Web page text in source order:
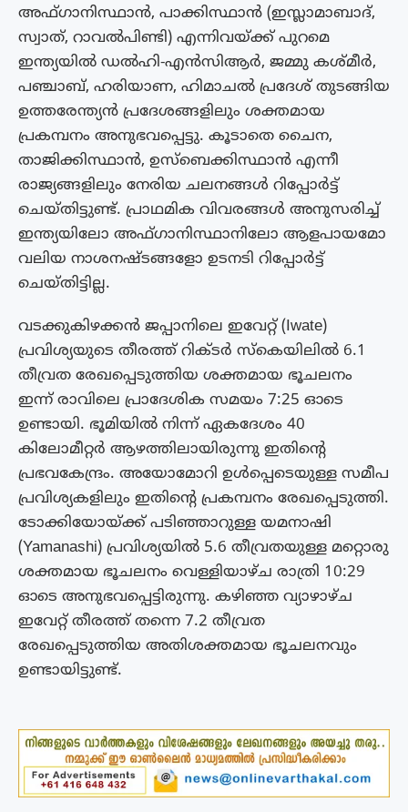
അഫ്ഗാനിസ്ഥാൻ, പാക്കിസ്ഥാൻ (ഇസ്ലാമാബാദ്,
സ്വാത്, റാവൽപിണ്ടി) എന്നിവയ്ക്ക് പുറമെ
ഇന്ത്യയിൽ ഡൽഹി-എൻസിആർ, ജമ്മു കശ്മീർ,
പഞ്ചാബ്, ഹരിയാണ, ഹിമാചൽ പ്രദേശ് തുടങ്ങിയ
ഉത്തരേന്ത്യൻ പ്രദേശങ്ങളിലും ശക്തമായ
പ്രകമ്പനം അനുഭവപ്പെട്ടു. കൂടാതെ ചൈന,
താജിക്കിസ്ഥാൻ, ഉസ്ബെക്കിസ്ഥാൻ എന്നീ
രാജ്യങ്ങളിലും നേരിയ ചലനങ്ങൾ റിപ്പോർട്ട്
ചെയ്‌തിട്ടുണ്ട്‌. പ്രാഥമിക വിവരങ്ങൾ അനുസരിച്ച്
ഇന്ത്യയിലോ അഫ്ഗാനിസ്ഥാനിലോ ആളപായമോ
വലിയ നാശനഷ്ടങ്ങളോ ഉടനടി റിപ്പോർട്ട്
ചെയ്തിട്ടില്ല.
വടക്കുകിഴക്കൻ ജപ്പാനിലെ ഇവേറ്റ് (Iwate)
പ്രവിശ്യയുടെ തീരത്ത് റിക്ടർ സ്കെയിലിൽ 6.1
തീവ്രത രേഖപ്പെടുത്തിയ ശക്തമായ ഭൂചലനം
ഇന്ന് രാവിലെ പ്രാദേശിക സമയം 7:25 ഓടെ
ഉണ്ടായി. ഭൂമിയിൽ നിന്ന് ഏകദേശം 40
കിലോമീറ്റർ ആഴത്തിലായിരുന്നു ഇതിന്റെ
പ്രഭവകേന്ദ്രം. അയോമോറി ഉൾപ്പെടെയുള്ള സമീപ
പ്രവിശ്യകളിലും ഇതിന്റെ പ്രകമ്പനം രേഖപ്പെടുത്തി.
ടോക്കിയോയ്ക്ക് പടിഞ്ഞാറുള്ള യമനാഷി
(Yamanashi) പ്രവിശ്യയിൽ 5.6 തീവ്രതയുള്ള മറ്റൊരു
ശക്തമായ ഭൂചലനം വെള്ളിയാഴ്ച രാത്രി 10:29
ഓടെ അനുഭവപ്പെട്ടിരുന്നു. കഴിഞ്ഞ വ്യാഴാഴ്ച
ഇവേറ്റ് തീരത്ത് തന്നെ 7.2 തീവ്രത
രേഖപ്പെടുത്തിയ അതിശക്തമായ ഭൂചലനവും
ഉണ്ടായിട്ടുണ്ട്.